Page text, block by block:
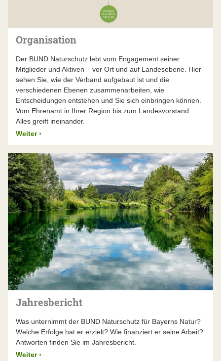
Der BUND Naturschutz lässt seinen Jahresabschluss –
über die gesetzlichen Verpflichtungen hinaus – von
einem unabhängigen Wirtschaftsprüfer unter die Lupe
Küffner & Partner prüfte die Zahlen im Frühjahr 2026
Mehr Infos finden Sie im aktuellen Jahresbericht
Organisation
Der BUND Naturschutz lebt vom Engagement seiner
Mitglieder und Aktiven – vor Ort und auf Landesebene. Hier
sehen Sie, wie der Verband aufgebaut ist und die
verschiedenen Ebenen zusammenarbeiten, wie
Entscheidungen entstehen und Sie sich einbringen können.
Vom Ehrenamt in Ihrer Region bis zum Landesvorstand:
Alles greift ineinander.
Weiter ›
Jahresbericht
Was unternimmt der BUND Naturschutz für Bayerns Natur?
Welche Erfolge hat er erzielt? Wie finanziert er seine Arbeit?
Antworten finden Sie im Jahresbericht.
Weiter ›